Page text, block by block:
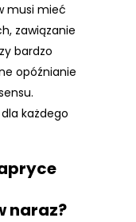
musi mieć
zawiązanie
bardzo
opóźnianie
każdego
naraz?